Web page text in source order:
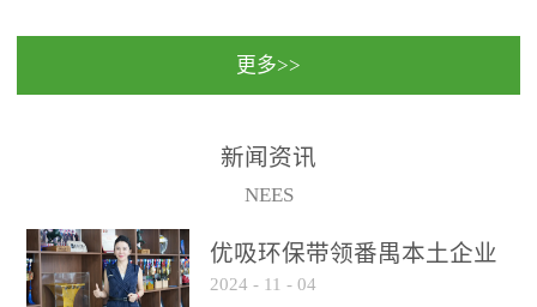
民法院室内除甲醛空气治
保施工日期：2020年1月珠
国家通过设在对外开放口
（及各出入境边防检查
更多>>
新闻资讯
NEES
优吸环保带领番禺本​土企业
勇敢破局向“新”
2024 - 11 - 04